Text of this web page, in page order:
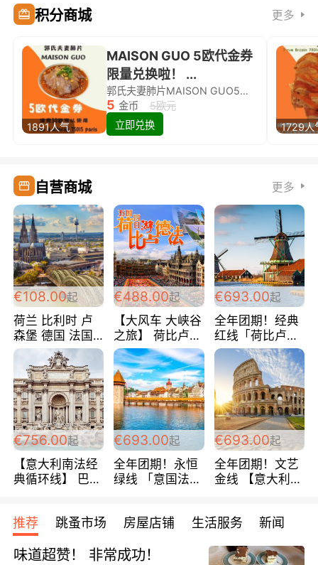
积分商城 更多
1891人气
MAISON GUO 5欧代金券
限量兑换啦！ ...
郭氏夫妻肺片MAISON GUO5欧代金券限量兑换啦！
5 金币
5欧元
立即兑换
1729人
自营商城 更多
€108.00起
荷兰 比利时 卢
森堡 德国 法国
超爽玩遍西欧 循
环线 全程四星宾
馆 108欧/人/天
€488.00起
【大风车 大峡谷
之旅】 荷比卢德
法 巴黎上下 经
典五国四日游
488欧/人
€693.00起
全年团期！经典
红线「荷比卢德
法」七天循环 五
国 仅售99欧/人/
天！巴黎上下！
包拼房~
€756.00起
【意大利南法经
典循环线】 巴黎
宾馆 108欧/天起
全程756欧/位
€693.00起
全年团期！永恒
绿线 「意国法
欧/天起 ~包拼房
€693.00起
全年团期！文艺
金线 【意大利一
每周铁发！
推荐 跳蚤市场 房屋店铺 生活服务 新闻
味道超赞！ 非常成功！